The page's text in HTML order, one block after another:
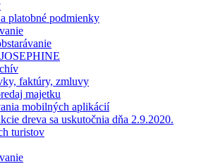
platobné podmienky
faktúry, zmluvy
majetku
mobilných aplikácií
dreva sa uskutočnia dňa 2.9.2020.
turistov